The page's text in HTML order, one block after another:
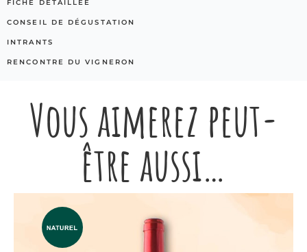
FICHE DÉTAILLÉE
CONSEIL DE DÉGUSTATION
INTRANTS
RENCONTRE DU VIGNERON
Vous aimerez peut-
être aussi…